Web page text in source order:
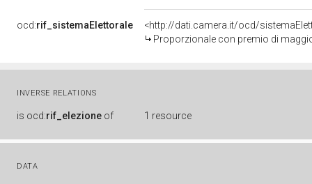
ocd:rif_sistemaElettorale
<http://dati.camera.it/ocd/
Proporzionale con premio di
INVERSE RELATIONS
is ocd:rif_elezione of 1 resource
DATA